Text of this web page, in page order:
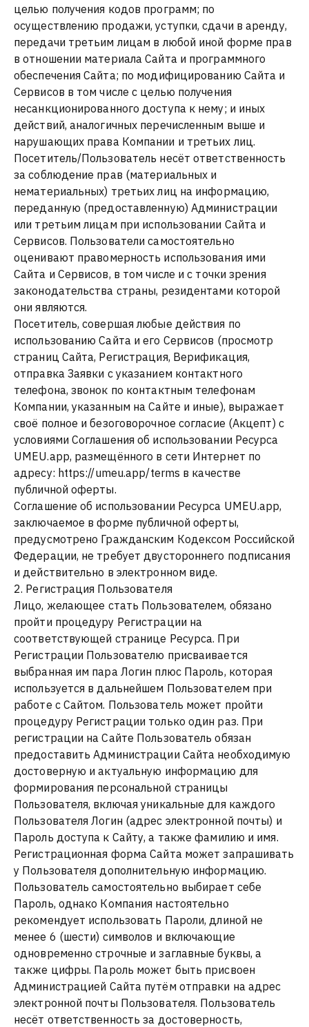
целью получения кодов программ; по
осуществлению продажи, уступки, сдачи в аренду,
передачи третьим лицам в любой иной форме прав
в отношении материала Сайта и программного
обеспечения Сайта; по модифицированию Сайта и
Сервисов в том числе с целью получения
несанкционированного доступа к нему; и иных
действий, аналогичных перечисленным выше и
нарушающих права Компании и третьих лиц.
Посетитель/Пользователь несёт ответственность
за соблюдение прав (материальных и
нематериальных) третьих лиц на информацию,
переданную (предоставленную) Администрации
или третьим лицам при использовании Сайта и
Сервисов. Пользователи самостоятельно
оценивают правомерность использования ими
Сайта и Сервисов, в том числе и с точки зрения
законодательства страны, резидентами которой
они являются.
Посетитель, совершая любые действия по
использованию Сайта и его Сервисов (просмотр
страниц Сайта, Регистрация, Верификация,
отправка Заявки с указанием контактного
телефона, звонок по контактным телефонам
Компании, указанным на Сайте и иные), выражает
своё полное и безоговорочное согласие (Акцепт) с
условиями Соглашения об использовании Ресурса
UMEU.app, размещённого в сети Интернет по
адресу: https://umeu.app/terms в качестве
публичной оферты.
Соглашение об использовании Ресурса UMEU.app,
заключаемое в форме публичной оферты,
предусмотрено Гражданским Кодексом Российской
Федерации, не требует двустороннего подписания
и действительно в электронном виде.
2. Регистрация Пользователя
Лицо, желающее стать Пользователем, обязано
пройти процедуру Регистрации на
соответствующей странице Ресурса. При
Регистрации Пользователю присваивается
выбранная им пара Логин плюс Пароль, которая
используется в дальнейшем Пользователем при
работе с Сайтом. Пользователь может пройти
процедуру Регистрации только один раз. При
регистрации на Сайте Пользователь обязан
предоставить Администрации Сайта необходимую
достоверную и актуальную информацию для
формирования персональной страницы
Пользователя, включая уникальные для каждого
Пользователя Логин (адрес электронной почты) и
Пароль доступа к Сайту, а также фамилию и имя.
Регистрационная форма Сайта может запрашивать
у Пользователя дополнительную информацию.
Пользователь самостоятельно выбирает себе
Пароль, однако Компания настоятельно
рекомендует использовать Пароли, длиной не
менее 6 (шести) символов и включающие
одновременно строчные и заглавные буквы, а
также цифры. Пароль может быть присвоен
Администрацией Сайта путём отправки на адрес
электронной почты Пользователя. Пользователь
несёт ответственность за достоверность,